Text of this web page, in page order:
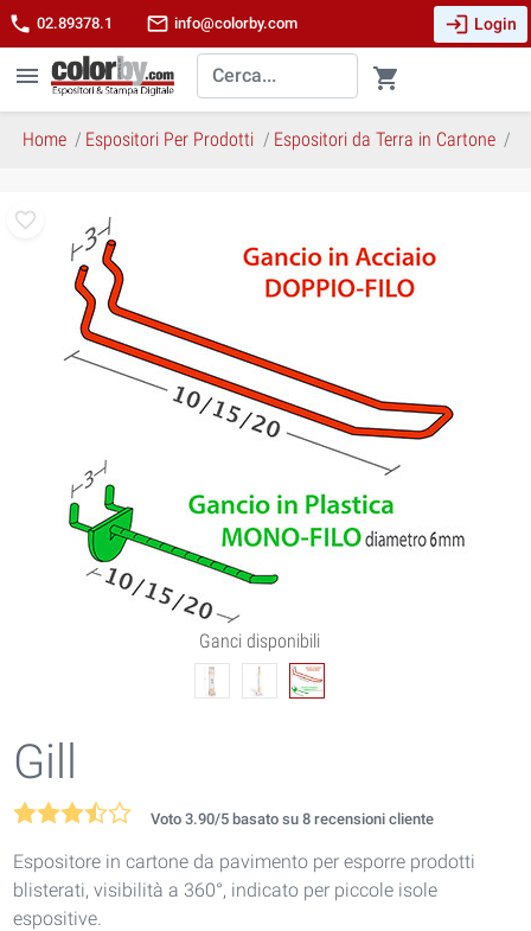
phone 02.89378.1 mail_outline info@colorby.com login Login
menu shopping_cart
Home Espositori Per Prodotti Espositori da Terra in Cartone
Ganci disponibili
Gill
Voto 3.90/5 basato su 8 recensioni cliente
Espositore in cartone da pavimento per esporre prodotti
blisterati, visibilità a 360°, indicato per piccole isole
espositive.